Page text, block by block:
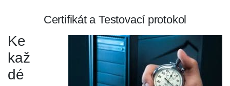
Certifikát a Testovací protokol
Ke
kaž
dé